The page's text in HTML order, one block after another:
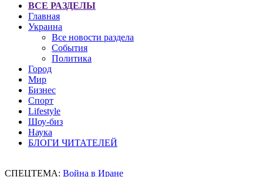
ВСЕ РАЗДЕЛЫ
Главная
Украина
Все новости раздела
События
Политика
Город
Мир
Бизнес
Спорт
Lifestyle
Шоу-биз
Наука
БЛОГИ ЧИТАТЕЛЕЙ
СПЕЦТЕМА: Война в Иране